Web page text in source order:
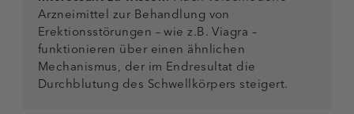
Arzneimittel zur Behandlung von
Erektionsstörungen – wie z.B. Viagra –
funktionieren über einen ähnlichen
Mechanismus, der im Endresultat die
Durchblutung des Schwellkörpers steigert.